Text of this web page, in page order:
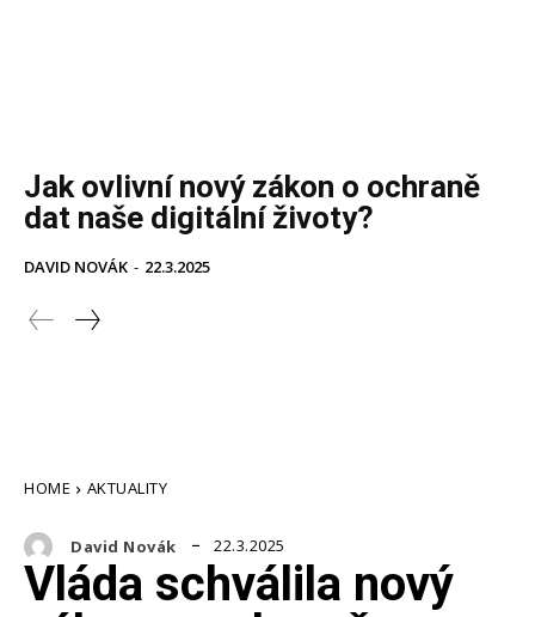
Jak ovlivní nový zákon o ochraně
dat naše digitální životy?
DAVID NOVÁK - 22.3.2025